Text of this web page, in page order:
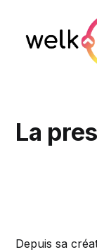
La
Depuis sa